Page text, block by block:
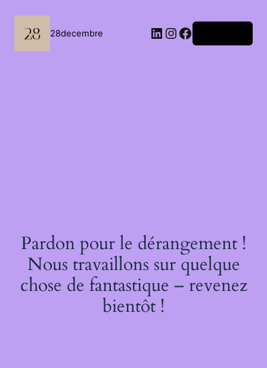
contenu
28decembre LinkedIn
Instagram
Facebook
Pardon pour le dérangement !
Nous travaillons sur quelque
chose de fantastique – revenez
bientôt !